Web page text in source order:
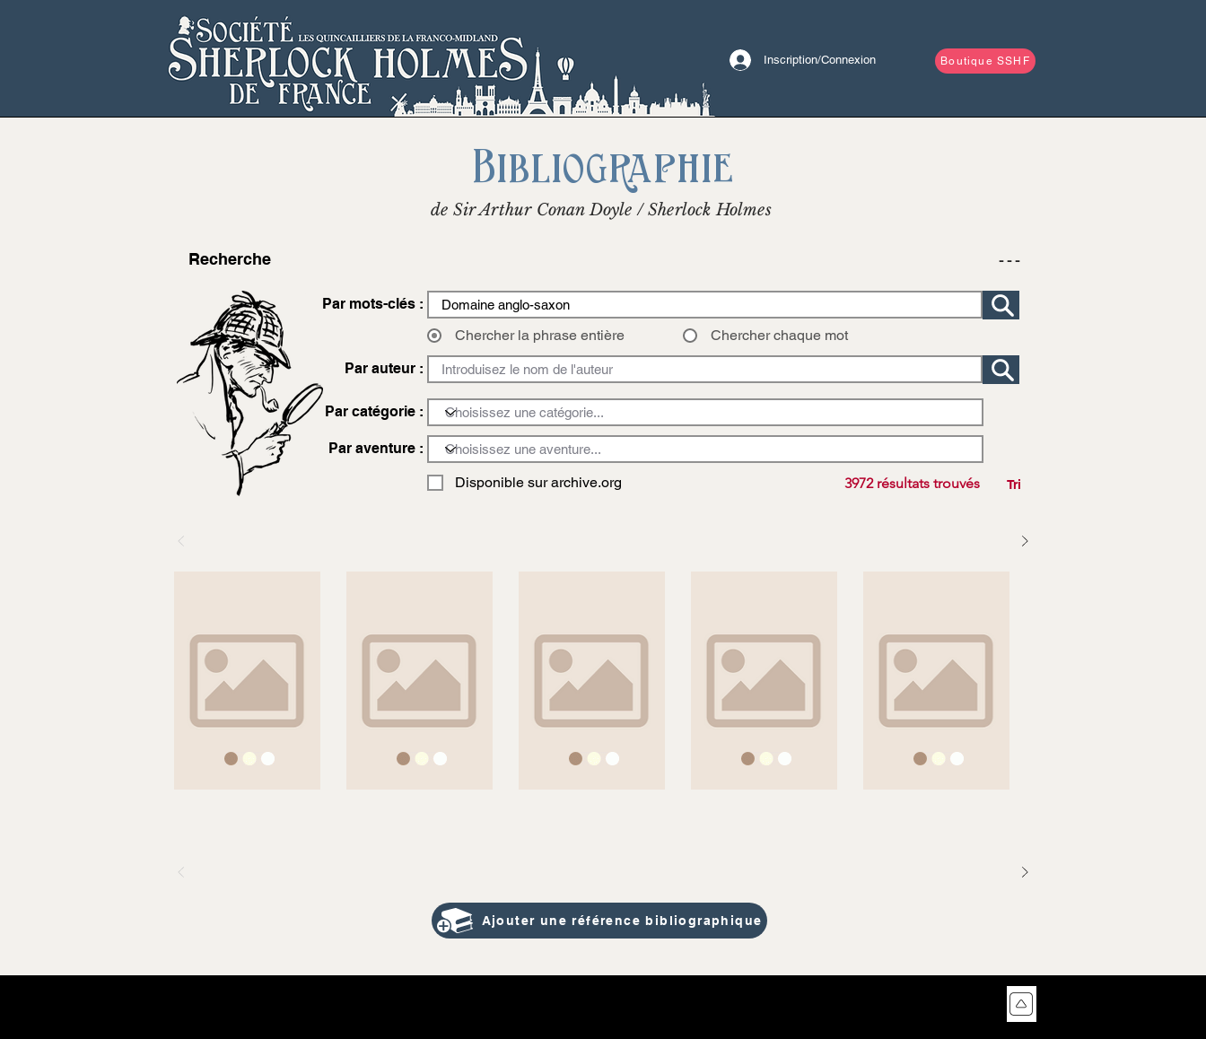
Boutique SSHF
Inscription/Connexion
Bibliographie
de Sir Arthur Conan Doyle / Sherlock Holmes
Recherche - - -
Par mots-clés :
Par auteur :
Par catégorie :
Par aventure :
Chercher la phrase entière Chercher chaque mot
Disponible sur archive.org 3972 résultats trouvés Tri
Ajouter une référence bibliographique